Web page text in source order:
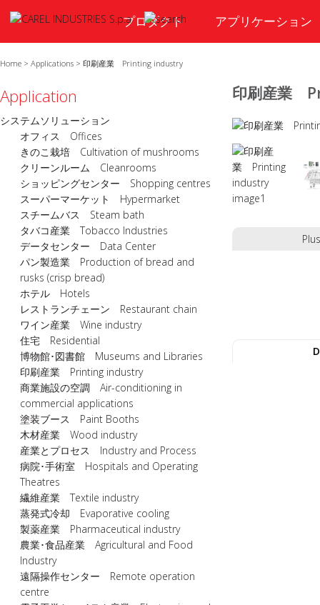
プロダクト アプリケーション
Home > Applications > 印刷産業 Printing industry
印刷産業
Plus
Application
システムソリューション
オフィス Offices
きのこ栽培 Cultivation of mushrooms
クリーンルーム Cleanrooms
ショッピングセンター Shopping centres
スーパーマーケット Hypermarket
スチームバス Steam bath
タバコ産業 Tobacco Industries
データセンター Data Center
パン製造業 Production of bread and
rusks (crisp bread)
ホテル Hotels
レストランチェーン Restaurant chain
ワイン産業 Wine industry
住宅 Residential
博物館･図書館 Museums and Libraries
印刷産業 Printing industry
商業施設の空調 Air-conditioning in
commercial applications
塗装ブース Paint Booths
木材産業 Wood industry
産業とプロセス Industry and Process
病院･手術室 Hospitals and Operating
Theatres
繊維産業 Textile industry
蒸発式冷却 Evaporative cooling
製薬産業 Pharmaceutical industry
農業･食品産業 Agricultural and Food
Industry
遠隔操作センター Remote operation
centre